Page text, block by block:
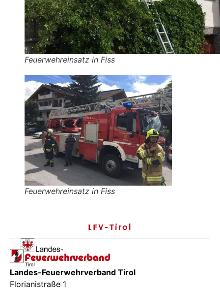
Feuerwehreinsatz in Fiss
Feuerwehreinsatz in Fiss
LFV-Tirol
Landes-Feuerwehrverband Tirol
Florianistraße 1